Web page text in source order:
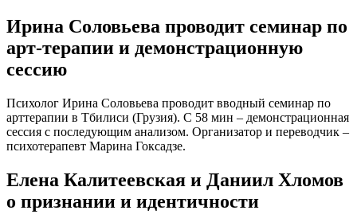
Ирина Соловьева проводит семинар по
арт-терапии и демонстрационную
сессию
Психолог Ирина Соловьева проводит вводный семинар по
арттерапии в Тбилиси (Грузия). С 58 мин – демонстрационная
сессия с последующим анализом. Организатор и переводчик –
психотерапевт Марина Гоксадзе.
Елена Калитеевская и Даниил Хломов
о признании и идентичности